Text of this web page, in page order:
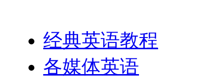
经典英语教程
各媒体英语